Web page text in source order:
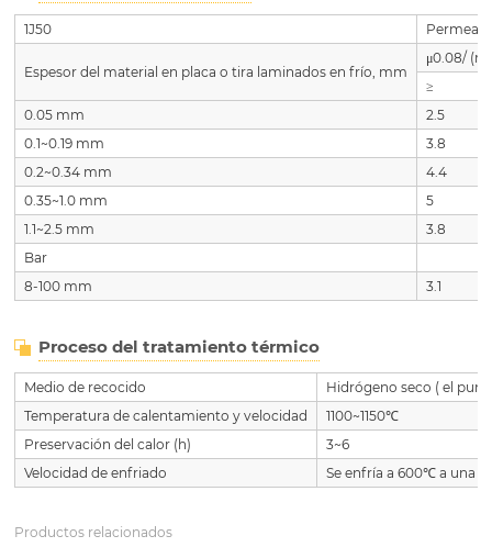
1J50
Espesor del material en placa o tira laminados en frío, mm
μ0.08/
≥
0.05 mm
2.5
0.1~0.19 mm
3.8
0.2~0.34 mm
4.4
0.35~1.0 mm
5
1.1~2.5 mm
3.8
Bar
8-100 mm
3.1
Proceso del tratamiento térmico
Medio de recocido
Hidrógeno seco ( el
Temperatura de calentamiento y velocidad
1100~1150℃
Preservación del calor (h)
3~6
Velocidad de enfriado
Se enfría a 600℃ a una
Productos relacionados